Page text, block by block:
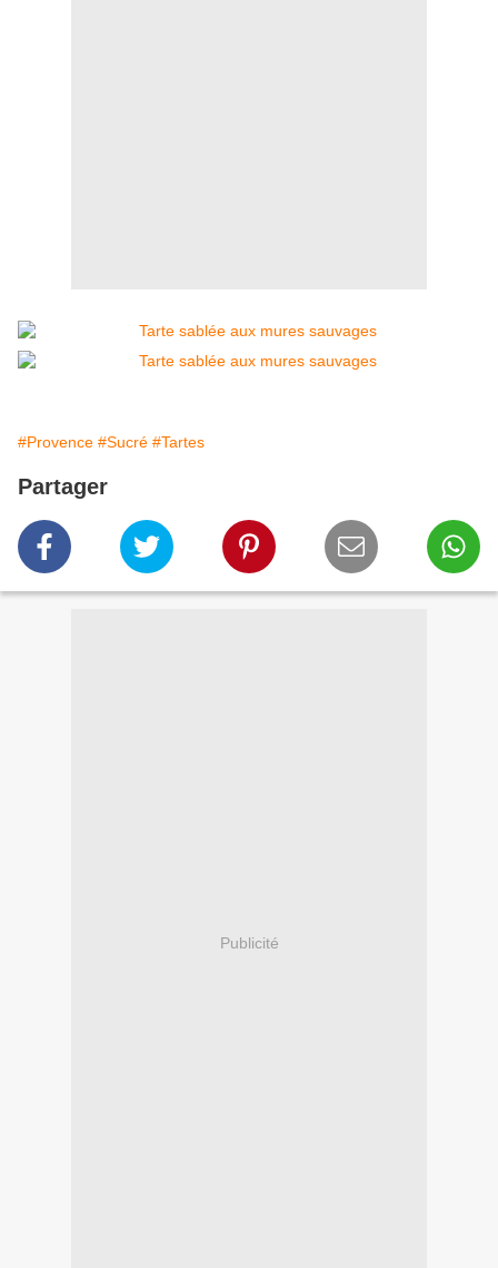
#Provence #Sucré #Tartes
Partager
Publicité